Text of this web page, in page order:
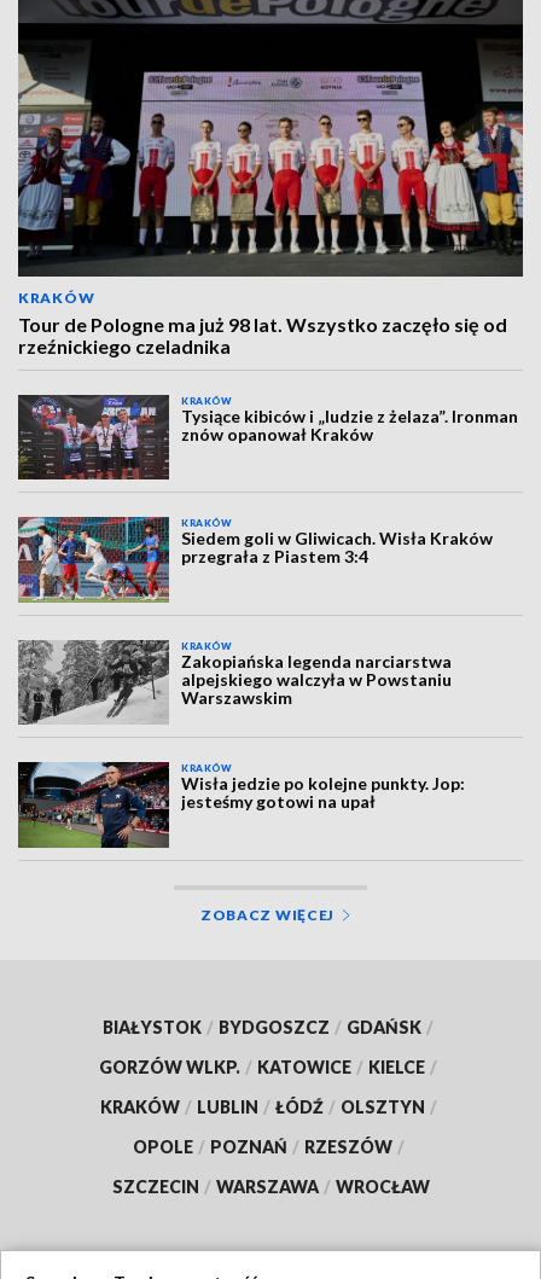
KRAKÓW
Tour de Pologne ma już 98 lat. Wszystko zaczęło się od
rzeźnickiego czeladnika
KRAKÓW
Tysiące kibiców i „ludzie z żelaza”. Ironman
znów opanował Kraków
KRAKÓW
Siedem goli w Gliwicach. Wisła Kraków
przegrała z Piastem 3:4
KRAKÓW
Zakopiańska legenda narciarstwa
alpejskiego walczyła w Powstaniu
Warszawskim
KRAKÓW
Wisła jedzie po kolejne punkty. Jop:
jesteśmy gotowi na upał
ZOBACZ WIĘCEJ
BIAŁYSTOK / BYDGOSZCZ / GDAŃSK /
GORZÓW WLKP. / KATOWICE / KIELCE /
KRAKÓW / LUBLIN / ŁÓDŹ / OLSZTYN /
OPOLE / POZNAŃ / RZESZÓW /
SZCZECIN / WARSZAWA / WROCŁAW